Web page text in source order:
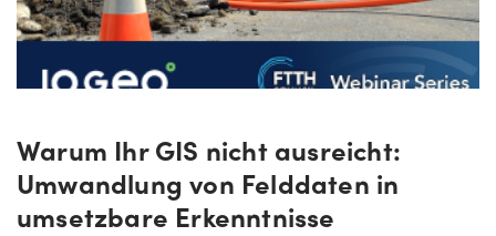
Warum Ihr GIS nicht ausreicht:
Umwandlung von Felddaten in
umsetzbare Erkenntnisse